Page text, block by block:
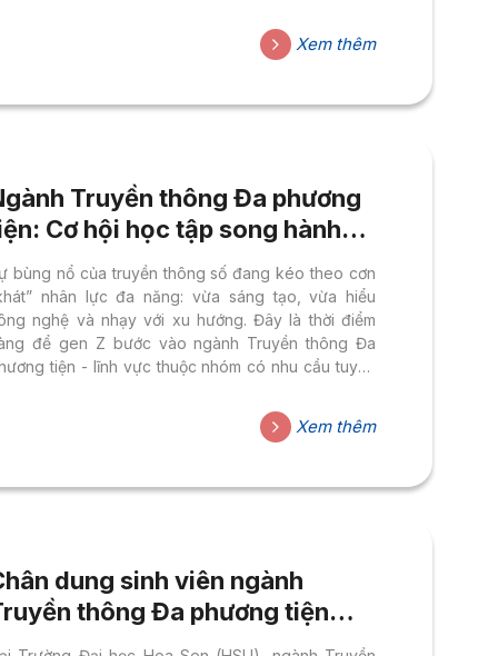
theo đuổi ngành Truyền thông Đa phương tiện
xây dựng trên triết lý Thực học – Thực làm.
ngành HSU, hỗ trợ 50%...
Xem thêm
Truyền thông Đa phương
Cơ hội học tập song hành
tiễn
bùng nổ của truyền thông số đang kéo theo cơn
nhân lực đa năng: vừa sáng tạo, vừa hiểu
nghệ và nhạy với xu hướng. Đây là thời điểm
để gen Z bước vào ngành Truyền thông Đa
tiện - lĩnh vực thuộc nhóm có nhu cầu tuyển
viên được tiếp cận môi trường học tập thực học
làm, rèn kỹ năng toàn diện để tự tin gia nhập thị
Xem thêm
dung sinh viên ngành
thông Đa phương tiện
Học thực chiến, làm toàn